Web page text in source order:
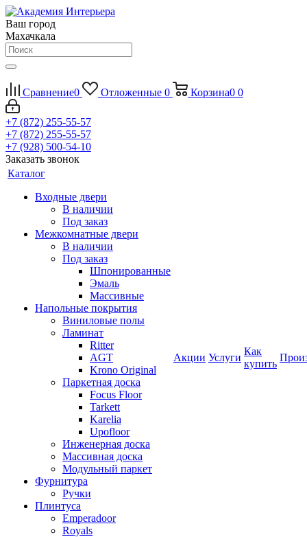
Ваш город
Махачкала
Сравнение0 Отложенные 0 Корзина0 0
+7 (872) 255-55-57
+7 (872) 255-55-57
+7 (928) 500-54-10
Заказать звонок
Каталог
Входные двери
В наличии
Под заказ
Межкомнатные двери
В наличии
Под заказ
Шпонированные
Эмаль
Массивные
Напольные покрытия
Виниловые полы
Ламинат
Ritter
AGT
Krono Original
Паркетная доска
Focus Floor
Tarkett
Karelia
Upofloor
Инженерная доска
Массивная доска
Модульный паркет
Фурнитура
Ручки
Плинтуса
Emperadoor
Royals
Акции Услуги
Как
купить